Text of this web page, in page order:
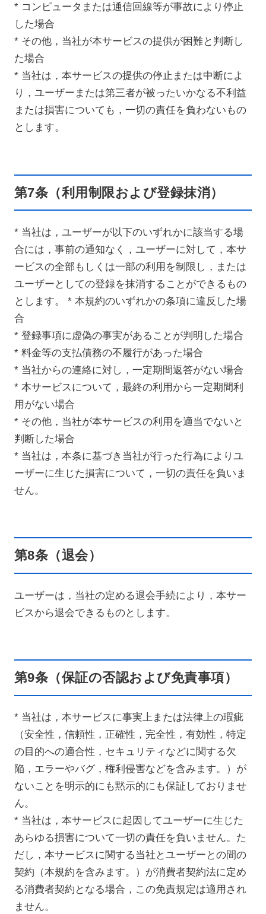
* コンピュータまたは通信回線等が事故により停止
した場合
* その他，当社が本サービスの提供が困難と判断し
た場合
* 当社は，本サービスの提供の停止または中断によ
り，ユーザーまたは第三者が被ったいかなる不利益
または損害についても，一切の責任を負わないもの
とします。
第7条（利用制限および登録抹消）
* 当社は，ユーザーが以下のいずれかに該当する場
合には，事前の通知なく，ユーザーに対して，本サ
ービスの全部もしくは一部の利用を制限し，または
ユーザーとしての登録を抹消することができるもの
とします。 * 本規約のいずれかの条項に違反した場
合
* 登録事項に虚偽の事実があることが判明した場合
* 料金等の支払債務の不履行があった場合
* 当社からの連絡に対し，一定期間返答がない場合
* 本サービスについて，最終の利用から一定期間利
用がない場合
* その他，当社が本サービスの利用を適当でないと
判断した場合
* 当社は，本条に基づき当社が行った行為によりユ
ーザーに生じた損害について，一切の責任を負いま
せん。
第8条（退会）
ユーザーは，当社の定める退会手続により，本サー
ビスから退会できるものとします。
第9条（保証の否認および免責事項）
* 当社は，本サービスに事実上または法律上の瑕疵
（安全性，信頼性，正確性，完全性，有効性，特定
の目的への適合性，セキュリティなどに関する欠
陥，エラーやバグ，権利侵害などを含みます。）が
ないことを明示的にも黙示的にも保証しておりませ
ん。
* 当社は，本サービスに起因してユーザーに生じた
あらゆる損害について一切の責任を負いません。た
だし，本サービスに関する当社とユーザーとの間の
契約（本規約を含みます。）が消費者契約法に定め
る消費者契約となる場合，この免責規定は適用され
ません。